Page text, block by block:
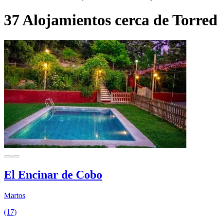
37 Alojamientos cerca de
El Encinar de Cobo
Martos
(17)